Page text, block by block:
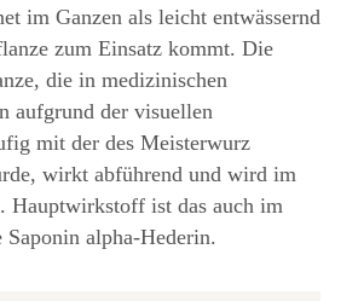
im Ganzen als leicht entwässernd
zum Einsatz kommt. Die
die in medizinischen
aufgrund der visuellen
mit der des Meisterwurz
wirkt abführend und wird im
Hauptwirkstoff ist das auch im
Saponin alpha-Hederin.